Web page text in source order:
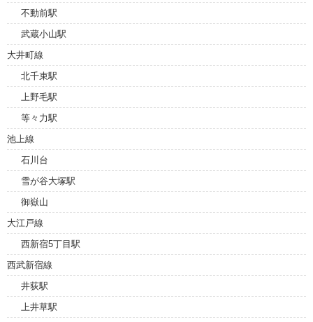
不動前駅
武蔵小山駅
大井町線
北千束駅
上野毛駅
等々力駅
池上線
石川台
雪が谷大塚駅
御嶽山
大江戸線
西新宿5丁目駅
西武新宿線
井荻駅
上井草駅